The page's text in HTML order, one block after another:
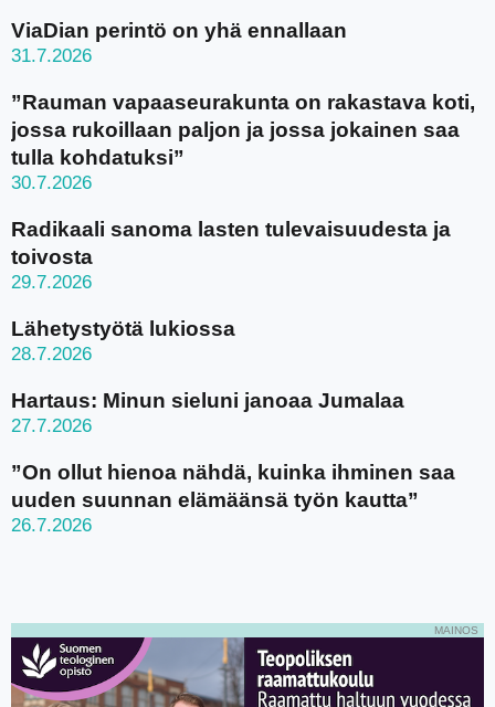
ViaDian perintö on yhä ennallaan
31.7.2026
”Rauman vapaaseurakunta on rakastava koti,
jossa rukoillaan paljon ja jossa jokainen saa
tulla kohdatuksi”
30.7.2026
Radikaali sanoma lasten tulevaisuudesta ja
toivosta
29.7.2026
Lähetystyötä lukiossa
28.7.2026
Hartaus: Minun sieluni janoaa Jumalaa
27.7.2026
”On ollut hienoa nähdä, kuinka ihminen saa
uuden suunnan elämäänsä työn kautta”
26.7.2026
MAINOS